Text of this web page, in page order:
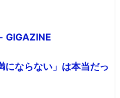
GIGAZINE
にならない」は本当だっ